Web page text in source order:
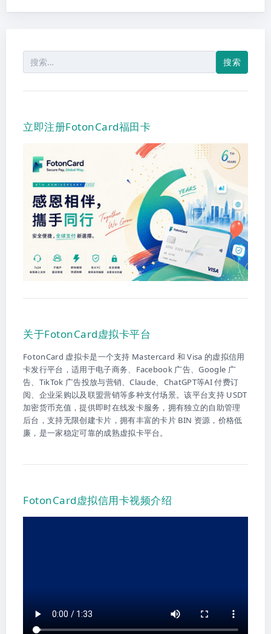
索：
立即注册FotonCard福田卡
关于FotonCard虚拟卡平台
FotonCard 虚拟卡是一个支持 Mastercard 和 Visa 的虚拟信用
卡发行平台，适用于电子商务、Facebook 广告、Google 广
告、TikTok 广告投放与营销、Claude、ChatGPT等AI 付费订
阅、企业采购以及联盟营销等多种支付场景。该平台支持 USDT
加密货币充值，提供即时在线发卡服务，拥有独立的自助管理
后台，支持无限创建卡片，拥有丰富的卡片 BIN 资源，价格低
廉，是一家稳定可靠的成熟虚拟卡平台。
FotonCard虚拟信用卡视频介绍